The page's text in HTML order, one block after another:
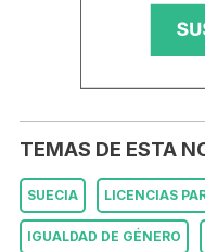
TEMAS DE ESTA
SUECIA LICENCIAS
IGUALDAD DE GÉNERO